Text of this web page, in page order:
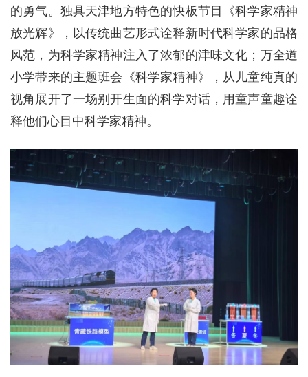
的勇气。独具天津地方特色的快板节目《科学家精神
放光辉》，以传统曲艺形式诠释新时代科学家的品格
风范，为科学家精神注入了浓郁的津味文化；万全道
小学带来的主题班会《科学家精神》，从儿童纯真的
视角展开了一场别开生面的科学对话，用童声童趣诠
释他们心目中科学家精神。